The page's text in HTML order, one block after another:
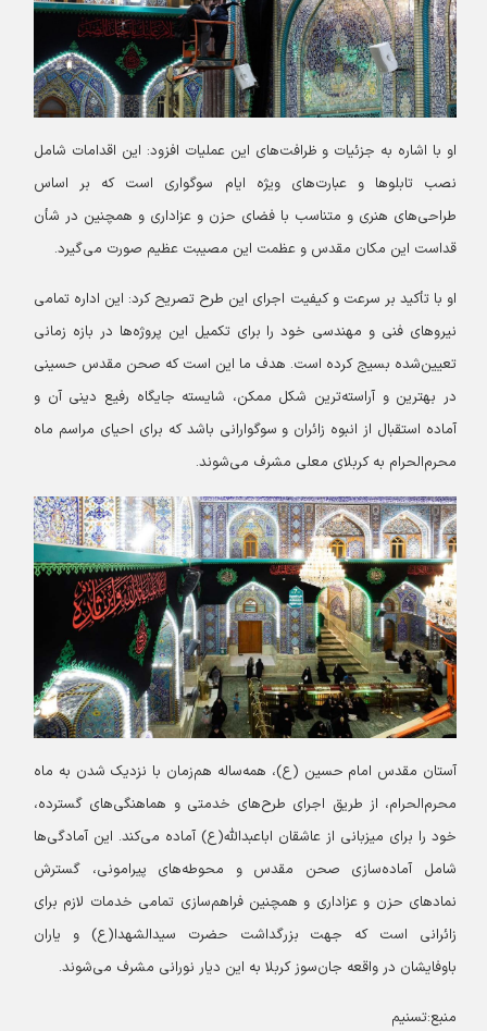
او با اشاره به جزئیات و ظرافت‌های این عملیات افزود: این اقدامات شامل
نصب تابلوها و عبارت‌های ویژه ایام سوگواری است که بر اساس
طراحی‌های هنری و متناسب با فضای حزن و عزاداری و همچنین در شأن
قداست این مکان مقدس و عظمت این مصیبت عظیم صورت می‌گیرد.
او با تأکید بر سرعت و کیفیت اجرای این طرح تصریح کرد: این اداره تمامی
نیروهای فنی و مهندسی خود را برای تکمیل این پروژه‌ها در بازه زمانی
تعیین‌شده بسیج کرده است. هدف ما این است که صحن مقدس حسینی
در بهترین و آراسته‌ترین شکل ممکن، شایسته جایگاه رفیع دینی آن و
آماده استقبال از انبوه زائران و سوگوارانی باشد که برای احیای مراسم ماه
محرم‌الحرام به کربلای معلی مشرف می‌شوند.
آستان مقدس امام حسین (ع)، همه‌ساله هم‌زمان با نزدیک شدن به ماه
محرم‌الحرام، از طریق اجرای طرح‌های خدمتی و هماهنگی‌های گسترده،
خود را برای میزبانی از عاشقان اباعبدالله(ع) آماده می‌کند. این آمادگی‌ها
شامل آماده‌سازی صحن مقدس و محوطه‌های پیرامونی، گسترش
نمادهای حزن و عزاداری و همچنین فراهم‌سازی تمامی خدمات لازم برای
زائرانی است که جهت بزرگداشت حضرت سیدالشهدا(ع) و یاران
باوفایشان در واقعه جان‌سوز کربلا به این دیار نورانی مشرف می‌شوند.
منبع:تسنیم